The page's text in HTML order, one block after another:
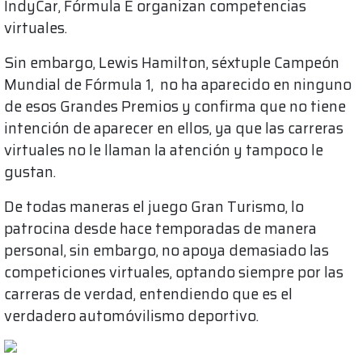
IndyCar, Fórmula E organizan competencias
virtuales.
Sin embargo, Lewis Hamilton, séxtuple Campeón
Mundial de Fórmula 1, no ha aparecido en ninguno
de esos Grandes Premios y confirma que no tiene
intención de aparecer en ellos, ya que las carreras
virtuales no le llaman la atención y tampoco le
gustan.
De todas maneras el juego Gran Turismo, lo
patrocina desde hace temporadas de manera
personal, sin embargo, no apoya demasiado las
competiciones virtuales, optando siempre por las
carreras de verdad, entendiendo que es el
verdadero automóvilismo deportivo.